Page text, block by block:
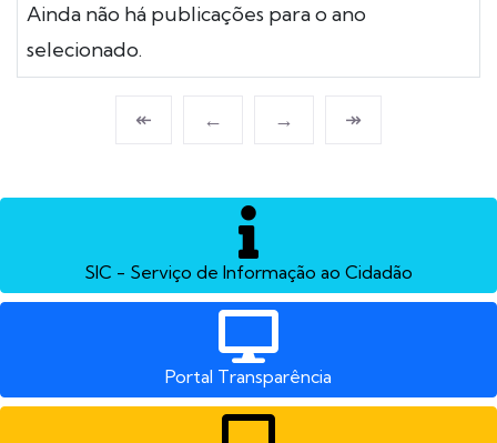
Ainda não há publicações para o ano
selecionado.
↞ ← → ↠
SIC - Serviço de Informação ao Cidadão
Portal Transparência